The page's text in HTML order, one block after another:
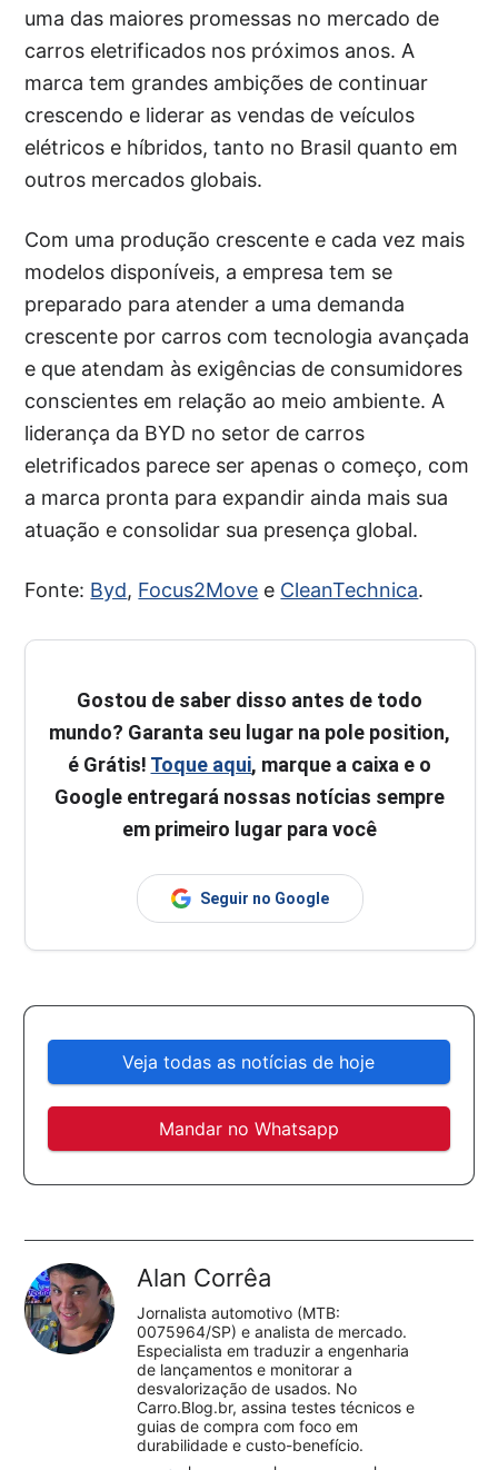
uma das maiores promessas no mercado de
carros eletrificados nos próximos anos. A
marca tem grandes ambições de continuar
crescendo e liderar as vendas de veículos
elétricos e híbridos, tanto no Brasil quanto em
outros mercados globais.
Com uma produção crescente e cada vez mais
modelos disponíveis, a empresa tem se
preparado para atender a uma demanda
crescente por carros com tecnologia avançada
e que atendam às exigências de consumidores
conscientes em relação ao meio ambiente. A
liderança da BYD no setor de carros
eletrificados parece ser apenas o começo, com
a marca pronta para expandir ainda mais sua
atuação e consolidar sua presença global.
Fonte: Byd, Focus2Move e CleanTechnica.
Gostou de saber disso antes de todo
mundo? Garanta seu lugar na pole position,
é Grátis! Toque aqui, marque a caixa e o
Google entregará nossas notícias sempre
em primeiro lugar para você
Seguir no Google
Veja todas as notícias de hoje
Mandar no Whatsapp
Alan Corrêa
Jornalista automotivo (MTB:
0075964/SP) e analista de mercado.
Especialista em traduzir a engenharia
de lançamentos e monitorar a
desvalorização de usados. No
Carro.Blog.br, assina testes técnicos e
guias de compra com foco em
durabilidade e custo-benefício.